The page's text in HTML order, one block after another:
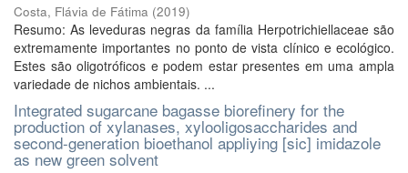
Costa, Flávia de Fátima (2019)
Resumo: As leveduras negras da família Herpotrichiellaceae são
extremamente importantes no ponto de vista clínico e ecológico.
Estes são oligotróficos e podem estar presentes em uma ampla
variedade de nichos ambientais. ...
Integrated sugarcane bagasse biorefinery for the
production of xylanases, xylooligosaccharides and
second-generation bioethanol appliying [sic] imidazole
as new green solvent